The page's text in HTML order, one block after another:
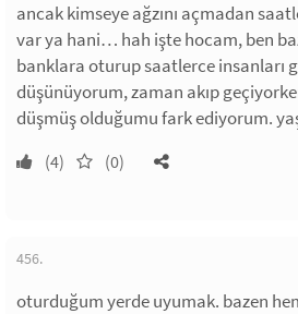
ancak kimseye ağzını açmadan
var ya hani… hah işte hocam, ben
banklara oturup saatlerce insanları
düşünüyorum, zaman akıp
düşmüş olduğumu fark ediyorum.
(4) (0)
456.
oturduğum yerde uyumak. bazen